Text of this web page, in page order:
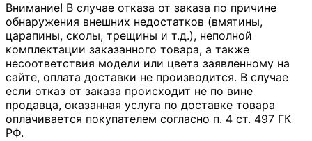
Внимание! В случае отказа от заказа по причине
обнаружения внешних недостатков (вмятины,
царапины, сколы, трещины и т.д.), неполной
комплектации заказанного товара, а также
несоответствия модели или цвета заявленному на
сайте, оплата доставки не производится. В случае
если отказ от заказа происходит не по вине
продавца, оказанная услуга по доставке товара
оплачивается покупателем согласно п. 4 ст. 497 ГК
РФ.